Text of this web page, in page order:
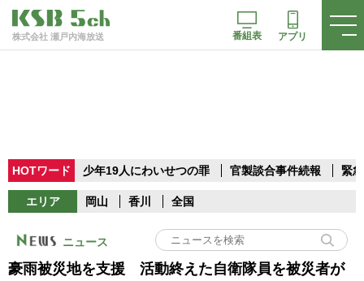
株式会社 瀬戸内海放送 番組表 アプリ
HOTワード 少年19人にわいせつの罪 官製談合事件続報 緊
エリア 岡山 香川 全国
ニュース
豪雨被災地を支援 活動終えた自衛隊員を被災者が